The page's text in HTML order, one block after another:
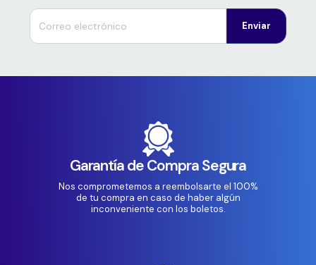
Enviar
Garantía de Compra Segura
Nos comprometemos a reembolsarte el 100%
de tu compra en caso de haber algún
inconveniente con los boletos.